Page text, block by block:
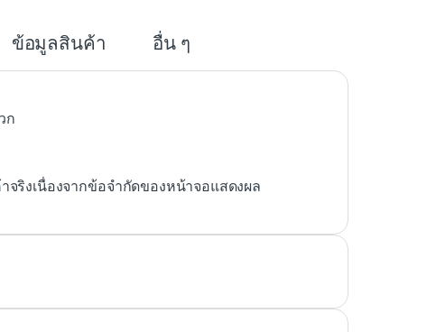
ข้อมูลสินค้า อื่น ๆ
ก
ริงเนื่องจากข้อจำกัดของหน้าจอแสดงผล